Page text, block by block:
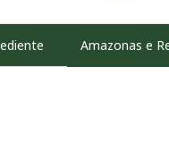
Amazonas e